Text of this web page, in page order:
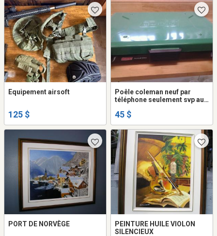
Equipement airsoft
125 $
Poêle coleman neuf par
téléphone seulement svp au
45 $
PORT DE NORVÈGE
PEINTURE HUILE VIOLON
SILENCIEUX